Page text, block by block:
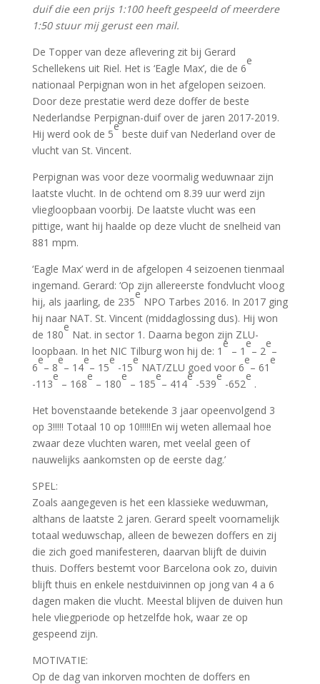
duif die een prijs 1:100 heeft gespeeld of meerdere
1:50 stuur mij gerust een mail.
De Topper van deze aflevering zit bij Gerard
Schellekens uit Riel. Het is ‘Eagle Max’, die de 6
e
nationaal Perpignan won in het afgelopen seizoen.
Door deze prestatie werd deze doffer de beste
Nederlandse Perpignan-duif over de jaren 2017-2019.
Hij werd ook de 5
e
beste duif van Nederland over de
vlucht van St. Vincent.
Perpignan was voor deze voormalig weduwnaar zijn
laatste vlucht. In de ochtend om 8.39 uur werd zijn
vliegloopbaan voorbij. De laatste vlucht was een
pittige, want hij haalde op deze vlucht de snelheid van
881 mpm.
‘Eagle Max’ werd in de afgelopen 4 seizoenen tienmaal
ingemand. Gerard: ‘Op zijn allereerste fondvlucht vloog
hij, als jaarling, de 235
e
NPO Tarbes 2016. In 2017 ging
hij naar NAT. St. Vincent (middaglossing dus). Hij won
de 180
e
Nat. in sector 1. Daarna begon zijn ZLU-
loopbaan. In het NIC Tilburg won hij de: 1
e
– 1
e
– 2
e
–
6
e
– 8
e
– 14
e
– 15
e
-15
e
NAT/ZLU goed voor 6
e
– 61
e
-113
e
– 168
e
– 180
e
– 185
e
– 414
e
-539
e
-652
e
.
Het bovenstaande betekende 3 jaar opeenvolgend 3
op 3!!!!! Totaal 10 op 10!!!!!En wij weten allemaal hoe
zwaar deze vluchten waren, met veelal geen of
nauwelijks aankomsten op de eerste dag.’
SPEL:
Zoals aangegeven is het een klassieke weduwman,
althans de laatste 2 jaren. Gerard speelt voornamelijk
totaal weduwschap, alleen de bewezen doffers en zij
die zich goed manifesteren, daarvan blijft de duivin
thuis. Doffers bestemt voor Barcelona ook zo, duivin
blijft thuis en enkele nestduivinnen op jong van 4 a 6
dagen maken die vlucht. Meestal blijven de duiven hun
hele vliegperiode op hetzelfde hok, waar ze op
gespeend zijn.
MOTIVATIE:
Op de dag van inkorven mochten de doffers en